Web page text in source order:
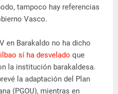
tampoco hay referencias
Vasco.
en Barakaldo no ha dicho
sí ha desvelado que
la institución barakaldesa.
la adaptación del Plan
(PGOU), mientras en